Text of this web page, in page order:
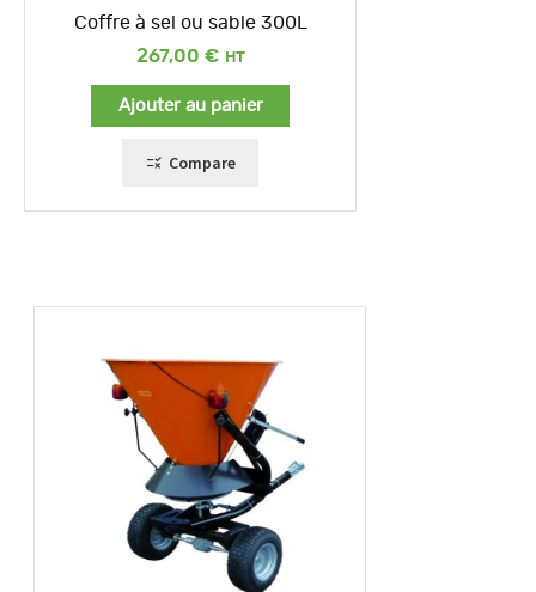
Coffre à sel ou sable 300L
267,00 €
Ajouter au panier
Compare